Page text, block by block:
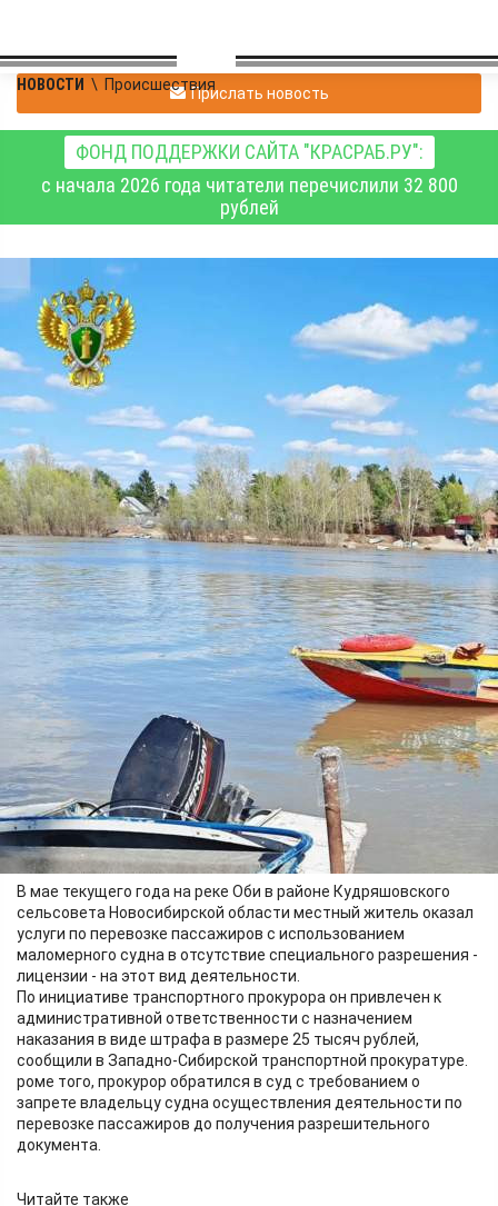
НОВОСТИ \ ПроисшествияПрислать новость
ФОНД ПОДДЕРЖКИ САЙТА "КРАСРАБ.РУ":
с начала 2026 года читатели перечислили 32 800
рублей
В Новосибирской
области судоводитель
оштрафован за
перевозку пассажиров
на моторной лодке без
лицензии
Происшествия
15.06.2026 08:17331
Фото:
Западно-Сибирская транспортная прокуратура
В мае текущего года на реке Оби в районе Кудряшовского
сельсовета Новосибирской области местный житель оказал
услуги по перевозке пассажиров с использованием
маломерного судна в отсутствие специального разрешения -
лицензии - на этот вид деятельности.
По инициативе транспортного прокурора он привлечен к
административной ответственности с назначением
наказания в виде штрафа в размере 25 тысяч рублей,
сообщили в Западно-Сибирской транспортной прокуратуре.
роме того, прокурор обратился в суд с требованием о
запрете владельцу судна осуществления деятельности по
перевозке пассажиров до получения разрешительного
документа.
Читайте также